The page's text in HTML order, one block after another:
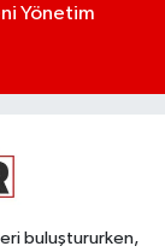
Yönetim
buluştururken,